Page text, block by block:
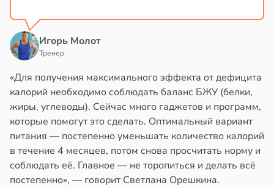
Игорь Молот
Тренер
«Для получения максимального эффекта от дефицита
калорий необходимо соблюдать баланс БЖУ (белки,
жиры, углеводы). Сейчас много гаджетов и программ,
которые помогут это сделать. Оптимальный вариант
питания — постепенно уменьшать количество калорий
в течение 4 месяцев, потом снова просчитать норму и
соблюдать её. Главное — не торопиться и делать всё
постепенно», — говорит Светлана Орешкина.